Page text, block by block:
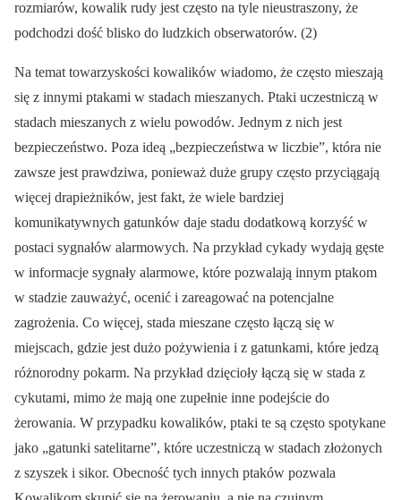
rozmiarów, kowalik rudy jest często na tyle nieustraszony, że
podchodzi dość blisko do ludzkich obserwatorów. (2)
Na temat towarzyskości kowalików wiadomo, że często mieszają
się z innymi ptakami w stadach mieszanych. Ptaki uczestniczą w
stadach mieszanych z wielu powodów. Jednym z nich jest
bezpieczeństwo. Poza ideą „bezpieczeństwa w liczbie”, która nie
zawsze jest prawdziwa, ponieważ duże grupy często przyciągają
więcej drapieżników, jest fakt, że wiele bardziej
komunikatywnych gatunków daje stadu dodatkową korzyść w
postaci sygnałów alarmowych. Na przykład cykady wydają gęste
w informacje sygnały alarmowe, które pozwalają innym ptakom
w stadzie zauważyć, ocenić i zareagować na potencjalne
zagrożenia. Co więcej, stada mieszane często łączą się w
miejscach, gdzie jest dużo pożywienia i z gatunkami, które jedzą
różnorodny pokarm. Na przykład dzięcioły łączą się w stada z
cykutami, mimo że mają one zupełnie inne podejście do
żerowania. W przypadku kowalików, ptaki te są często spotykane
jako „gatunki satelitarne”, które uczestniczą w stadach złożonych
z szyszek i sikor. Obecność tych innych ptaków pozwala